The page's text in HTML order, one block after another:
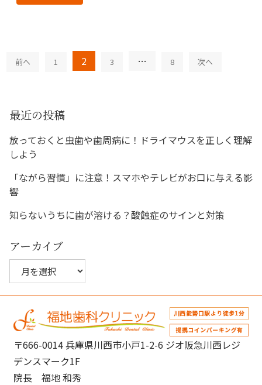
ペ
ー
ジ
送
り
前へ 1 2 3 … 8 次へ
最近の投稿
放っておくと虫歯や歯周病に！ドライマウスを正しく理解
しよう
「ながら習慣」に注意！スマホやテレビがお口に与える影
響
知らないうちに歯が溶ける？酸蝕症のサインと対策
アーカイブ
ー
カ
ブ
〒666-0014 兵庫県川西市小戸1-2-6 ジオ阪急川西レジ
デンスマーク1F
院長 福地 和秀